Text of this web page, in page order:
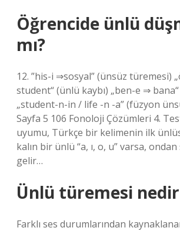
Öğrencide ünlü
mı?
12. ”his-i ⇒sosyal” (ünsüz türemesi)
student“ (ünlü kaybı) „ben-e ⇒
„student-n-in / life -n -a” (füzyon
Sayfa 5 106 Fonoloji Çözümleri 4.
uyumu, Türkçe bir kelimenin ilk
kalın bir ünlü “a, ı, o, u” varsa,
gelir…
Ünlü türemesi
Farklı ses durumlarından